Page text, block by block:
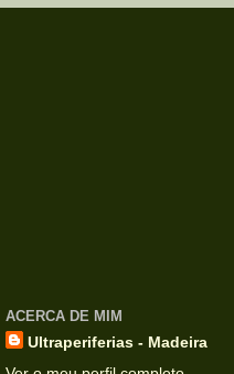
ACERCA DE MIM
Ultraperiferias - Madeira